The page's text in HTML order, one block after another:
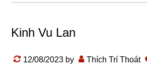
Kinh Vu Lan
12/08/2023 by Thích Trí Thoát